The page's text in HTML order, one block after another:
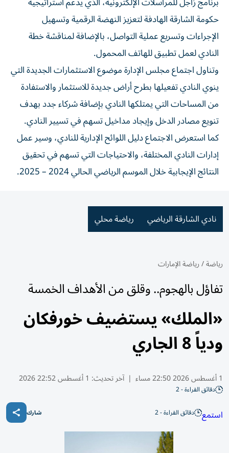
حكومة الشارقة الهادفة لتعزيز النهضة الرقمية وتسهيل
الإجراءات وتسريع عملية التواصل، بالإضافة لمناقشة خطة
النادي لعمل تطبيق للهاتف المحمول.
وتناول اجتماع مجلس الإدارة موضوع الاستثمارات الجديدة التي
ينوي النادي تفعيلها بطرح أراض جديدة للاستثمار والاستفادة
من المساحات التي يمتلكها النادي بإضافة شركاء جدد بهدف
تنويع مصادر الدخل وإيجاد مداخيل تسهم في تسيير النادي.
كما استعرض الاجتماع دليل اللوائح الإدارية للنادي، وسير عمل
إدارات النادي المختلفة، والاحتياجات التي تسهم في تحقيق
النتائج الإيجابية خلال الموسم الرياضي الحالي 2024 – 2025.
نادي الشارقة الرياضي رياضة محلي
رياضة/رياضة الإمارات
تفاؤل بالهجوم.. وقلق من الأهداف الخمسة
«الملك» يستضيف خورفكان
ودياً 8 الجاري
1 أغسطس 2026 22:50 مساء | آخر تحديث: 1 أغسطس 22:52 2026
دقائق القراءة - 2
استمع دقائق القراءة - 2 شارك